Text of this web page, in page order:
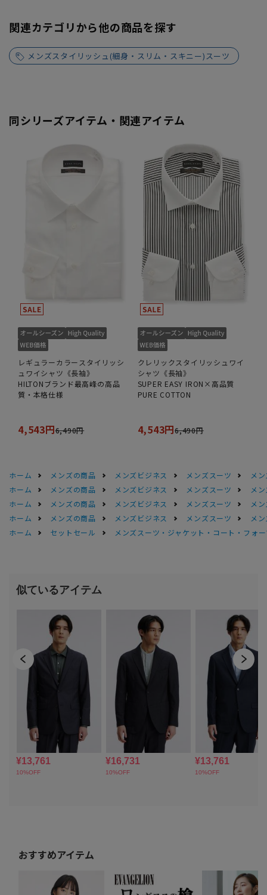
関連カテゴリから他の商品を探す
メンズスタイリッシュ(細身・スリム・スキニー)スーツ
同シリーズアイテム・関連アイテム
レギュラーカラースタイリッシ
ュワイシャツ《長袖》
HILTONブランド最高峰の高品
質・本格仕様
4,543円6,490円
クレリックスタイリッシュワイ
シャツ《長袖》
SUPER EASY IRON×高品質
PURE COTTON
4,543円6,490円
ホーム メンズの商品 メンズビジネス メンズスーツ
メ
ホーム
メンズの商品 メンズビジネス メンズスーツ
メ
ホーム
メンズの商品 メンズビジネス メンズスーツ
メ
ホーム
メンズの商品 メンズビジネス メンズスーツ
メ
ホーム
セットセール メンズスーツ・ジャケット・コート・フォ